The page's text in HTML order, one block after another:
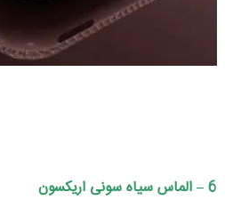
6 – الماس سیاه سونی اریکسون